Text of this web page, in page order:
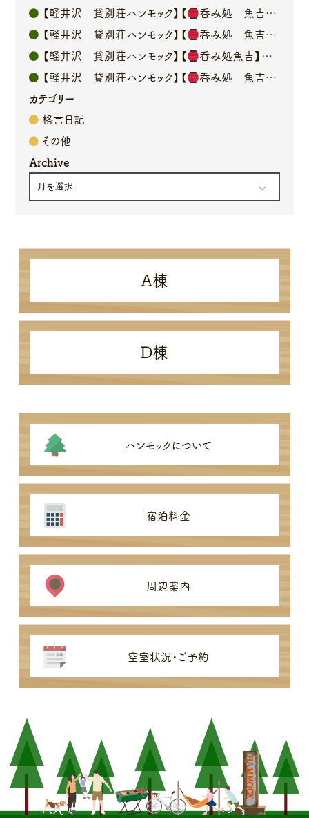
【軽井沢 貸別荘ハンモック】【
呑み処 魚吉】オーナーブログ
【軽井沢 貸別荘ハンモック】【
呑み処 魚吉】オーナーブログ
【軽井沢 貸別荘ハンモック】【
呑み処魚吉】オーナーブログ
【軽井沢 貸別荘ハンモック】【
呑み処 魚吉】オーナーブログ
カテゴリー
格言日記
その他
Archive
A棟
D棟
ハンモックについて
宿泊料金
周辺案内
空室状況・ご予約